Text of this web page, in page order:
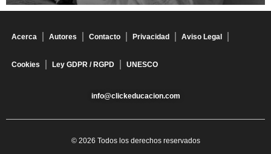
Acerca Autores Contacto Privacidad Aviso Legal
Cookies Ley GDPR / RGPD UNESCO
info@clickeducacion.com
© 2026 Todos los derechos reservados